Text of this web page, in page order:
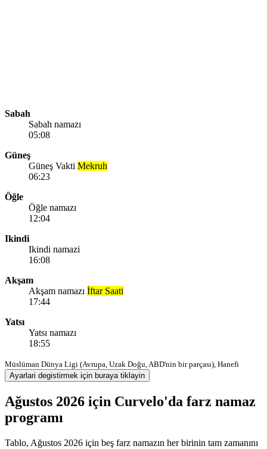
Sabah
Sabah namazı
05:08
Güneş
Güneş Vakti Mekruh
06:23
Öğle
Öğle namazı
12:04
Ikindi
Ikindi namazi
16:08
Akşam
Akşam namazı İftar Saati
17:44
Yatsı
Yatsı namazı
18:55
Müslüman Dünya Ligi (Avrupa, Uzak Doğu, ABD'nin bir parçası), Hanefi
Ayarlari degistirmek için buraya tiklayin
Ağustos 2026 için Curvelo'da farz namaz
programı
Tablo, Ağustos 2026 için beş farz namazın her birinin tam zamanını